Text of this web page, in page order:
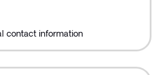
contact information